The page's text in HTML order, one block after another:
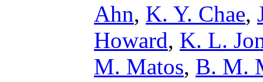
Ahn, K. Y. Chae,
Howard, K. L.
M. Matos, B. M.